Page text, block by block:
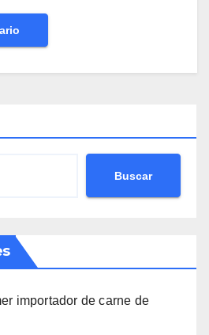
Buscar
importador de carne de